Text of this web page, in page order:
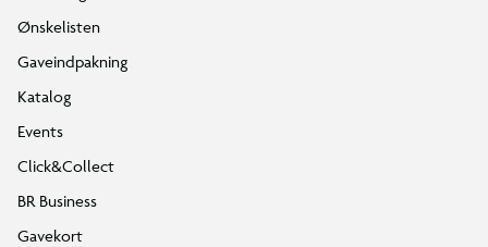
Ønskelisten
Gaveindpakning
Katalog
Events
Click&Collect
BR Business
Gavekort